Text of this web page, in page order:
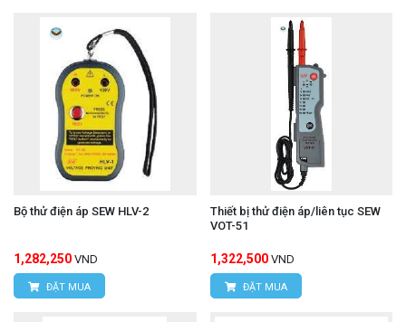
Bộ thử điện áp SEW HLV-2
1,282,250 VND
ĐẶT MUA
Thiết bị thử điện áp/liên tục SEW
VOT-51
1,322,500 VND
ĐẶT MUA